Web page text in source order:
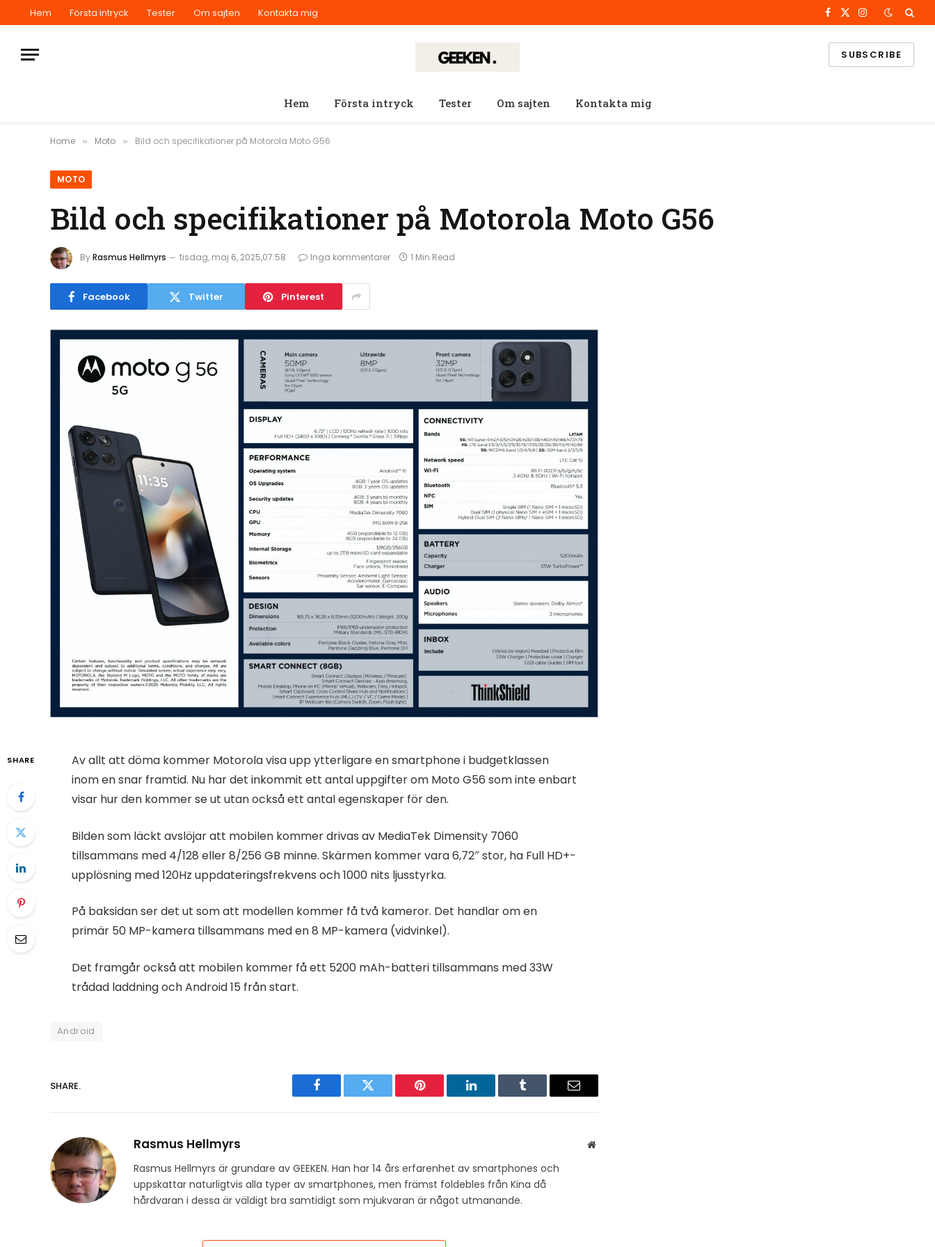
Hem Första intryck Tester Om sajten Kontakta mig Facebook
X
Instagram
SUBSCRIBE
Hem Första intryck Tester Om sajten Kontakta mig
Home » Moto » Bild och specifikationer på Motorola Moto G56
MOTO
Bild och specifikationer på Motorola Moto G56
ByRasmus Hellmyrs tisdag, maj 6, 2025,07:58 Inga kommentarer 1 Min Read
Facebook Twitter Pinterest
SHARE
Av allt att döma kommer Motorola visa upp ytterligare en smartphone i budgetklassen
inom en snar framtid. Nu har det inkommit ett antal uppgifter om Moto G56 som inte enbart
visar hur den kommer se ut utan också ett antal egenskaper för den.
Bilden som läckt avslöjar att mobilen kommer drivas av MediaTek Dimensity 7060
tillsammans med 4/128 eller 8/256 GB minne. Skärmen kommer vara 6,72″ stor, ha Full HD+-
upplösning med 120Hz uppdateringsfrekvens och 1000 nits ljusstyrka.
På baksidan ser det ut som att modellen kommer få två kameror. Det handlar om en
primär 50 MP-kamera tillsammans med en 8 MP-kamera (vidvinkel).
Det framgår också att mobilen kommer få ett 5200 mAh-batteri tillsammans med 33W
trådad laddning och Android 15 från start.
Android
SHARE.
Facebook Twitter Pinterest LinkedIn Tumblr Email
Rasmus Hellmyrs Website
Rasmus Hellmyrs är grundare av GEEKEN. Han har 14 års erfarenhet av smartphones och
uppskattar naturligtvis alla typer av smartphones, men främst foldebles från Kina då
hårdvaran i dessa är väldigt bra samtidigt som mjukvaran är något utmanande.